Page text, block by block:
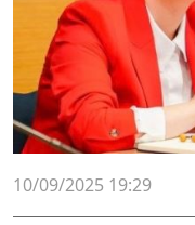
10/09/2025 19:29